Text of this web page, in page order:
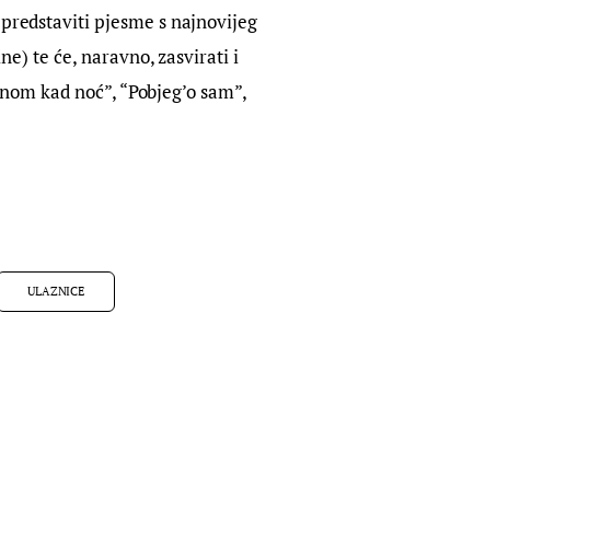
pjesme s najnovijeg
te će, naravno, zasvirati i
kad noć”, “Pobjeg’o sam”,
ULAZNICE